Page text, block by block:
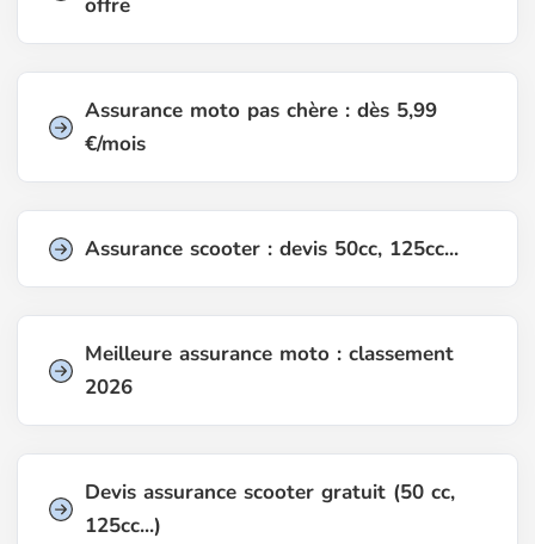
Assurance moto pas chère : dès 5,99
€/mois
Assurance scooter : devis 50cc, 125cc...
Meilleure assurance moto : classement
2026
Devis assurance scooter gratuit (50 cc,
125cc...)